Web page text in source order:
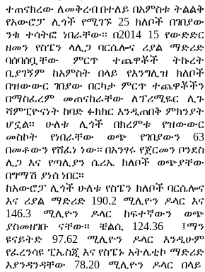
ተጠናክረው ለመቅረብ በተለይ በአምስቱ ትልልቅ
የአውሮፓ ሊጎች የሚገኙ 25 ክለቦች በገበያው
ንቁ ተሳትፎ ነበራቸው፡፡ በ2014 15 የውድድር
ዘመን የስፔን ላሊጋ ባርሴሎና ሪያል ማድሪድ
ባሰባሰቧቸው ምርጥ ተጨዋቾች ትኩረት
ቢያገኝም ከአምስት በላይ የእንግሊዝ ክለቦች
በዝውውር ገበያው በርካታ ምርጥ ተጨዋቾችን
በማስፈረም መጠናከራቸው ለፕሪሚዬር ሊጉ
ሻምፒዮናነት ከባድ ፉክክር እንዲጠበቅ ምክንያት
ሆኗል፡፡ ሁለቱ ሊጎች በክረምቱ የዝውውር
መስኮት የነበራቸው ወጭ የገበያውን 63
በመቶውን የሸፈነ ነው፡፡ በአንፃሩ የጀርመን ቦንደስ
ሊጋ እና የጣሊያን ሴሪኤ ክለቦች ወጭያቸው
በግማሽ ያነሰ ነበር፡፡
ከአውሮፓ ሊጎች ሁለቱ የስፔን ክለቦች ባርሴሎና
እና ሪያል ማድሪድ 190.2 ሚሊዮን ዶላር እና
146.3 ሚሊዮን ዶላር ከፍተኛውን ወጭ
ያስመዘገቡ ናቸው፡፡ ቼልሲ 124.36 ፤ማን
ዩናይትድ 97.62 ሚሊዮን ዶላር እንዲሁም
የፈረንሳዩ ፒኤስጂ እና የስፔኑ አትሌቲኮ ማድሪድ
እያንዳንዳቸው 78.20 ሚሊዮን ዶላር በላይ